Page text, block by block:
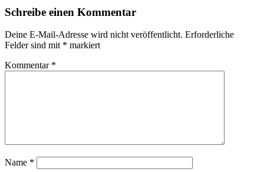
Schreibe einen Kommentar
Deine E-Mail-Adresse wird nicht veröffentlicht. Erforderliche
Felder sind mit * markiert
Kommentar *
Name *